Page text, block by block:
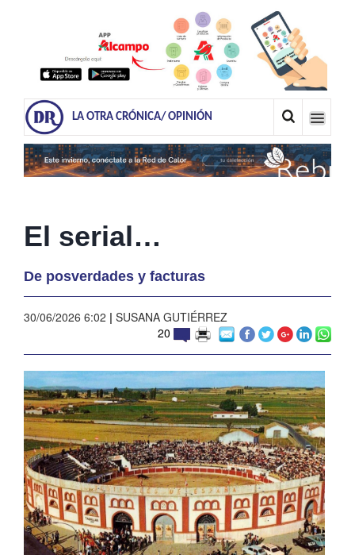
LA OTRA CRÓNICA/ OPINIÓN
El serial…
De posverdades y facturas
30/06/2026 6:02 | SUSANA GUTIÉRREZ
20